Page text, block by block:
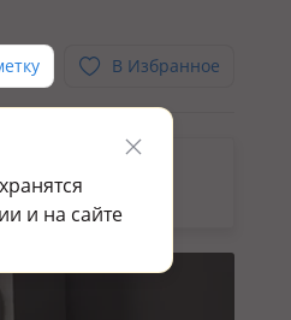
и на сайте
В Избранное
в мкр Орбита